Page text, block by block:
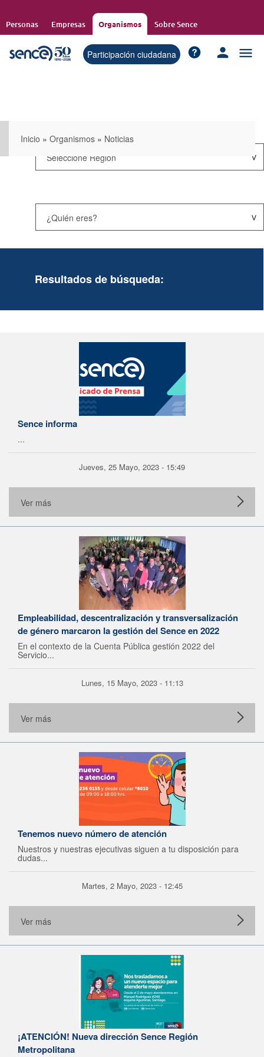
contenido
Personas Empresas Organismos Sobre Sence
Participación ciudadana
Inicio » Organismos » Noticias
Resultados de búsqueda:
Sence informa
...
Jueves, 25 Mayo, 2023 - 15:49
Ver más
Empleabilidad, descentralización y transversalización
de género marcaron la gestión del Sence en 2022
En el contexto de la Cuenta Pública gestión 2022 del
Servicio...
Lunes, 15 Mayo, 2023 - 11:13
Ver más
Tenemos nuevo número de atención
Nuestros y nuestras ejecutivas siguen a tu disposición para
dudas...
Martes, 2 Mayo, 2023 - 12:45
Ver más
¡ATENCIÓN! Nueva dirección Sence Región
Metropolitana